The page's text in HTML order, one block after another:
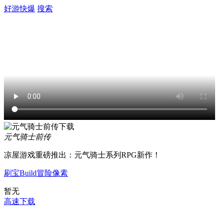
好游快爆 搜索
元气骑士前传
凉屋游戏重磅推出：元气骑士系列RPG新作！
刷宝Build冒险像素
暂无
高速下载